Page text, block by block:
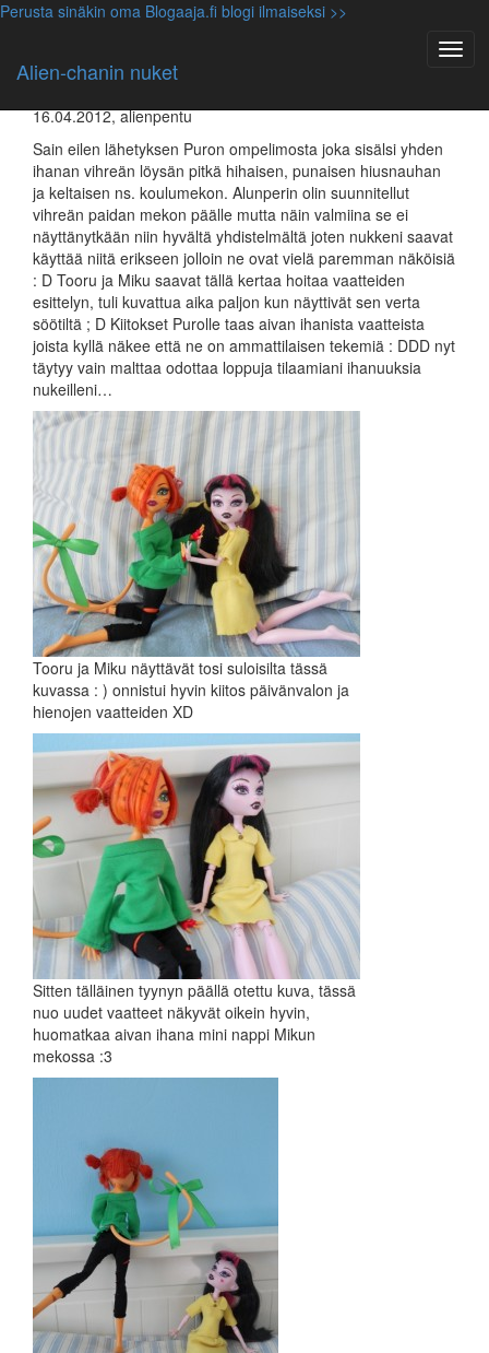
Perusta sinäkin oma Blogaaja.fi blogi ilmaiseksi >>
Alien-chanin nuket
Anceliga,Anna-Mari,Cleo,Miku,Monster High
Lisää Puron ihania luomuksia :3
16.04.2012, alienpentu
Sain eilen lähetyksen Puron ompelimosta joka sisälsi yhden
ihanan vihreän löysän pitkä hihaisen, punaisen hiusnauhan
ja keltaisen ns. koulumekon. Alunperin olin suunnitellut
vihreän paidan mekon päälle mutta näin valmiina se ei
näyttänytkään niin hyvältä yhdistelmältä joten nukkeni saavat
käyttää niitä erikseen jolloin ne ovat vielä paremman näköisiä
: D Tooru ja Miku saavat tällä kertaa hoitaa vaatteiden
esittelyn, tuli kuvattua aika paljon kun näyttivät sen verta
söötiltä ; D Kiitokset Purolle taas aivan ihanista vaatteista
joista kyllä näkee että ne on ammattilaisen tekemiä : DDD nyt
täytyy vain malttaa odottaa loppuja tilaamiani ihanuuksia
nukeilleni…
Tooru ja Miku näyttävät tosi suloisilta tässä
kuvassa : ) onnistui hyvin kiitos päivänvalon ja
hienojen vaatteiden XD
Sitten tälläinen tyynyn päällä otettu kuva, tässä
nuo uudet vaatteet näkyvät oikein hyvin,
huomatkaa aivan ihana mini nappi Mikun
mekossa :3